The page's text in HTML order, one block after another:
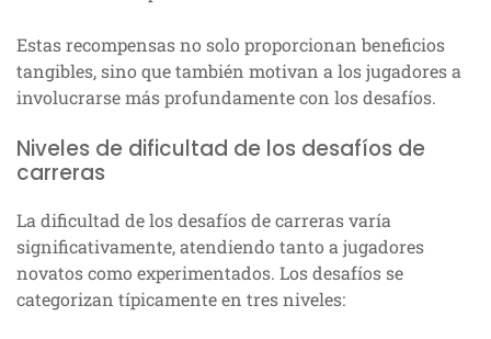
Estas recompensas no solo proporcionan beneficios
tangibles, sino que también motivan a los jugadores a
involucrarse más profundamente con los desafíos.
Niveles de dificultad de los desafíos de
carreras
La dificultad de los desafíos de carreras varía
significativamente, atendiendo tanto a jugadores
novatos como experimentados. Los desafíos se
categorizan típicamente en tres niveles: